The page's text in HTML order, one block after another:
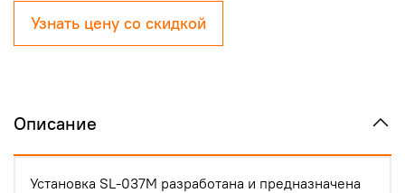
Узнать цену со скидкой
Описание
Установка SL-037М разработана и предназначена